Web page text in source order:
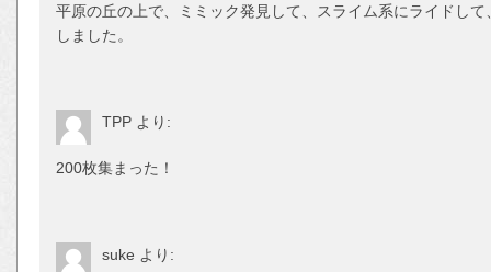
平原の丘の上で、ミミック発見して、スライム系にライドし
しました。
TPP より:
200枚集まった！
suke より: